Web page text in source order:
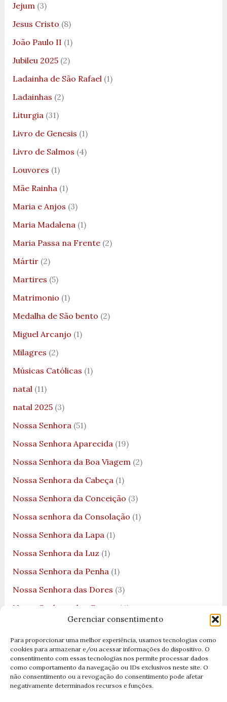
Gerenciar consentimento
Para proporcionar uma melhor experiência, usamos tecnologias como
cookies para armazenar e/ou acessar informações do dispositivo. O
consentimento com essas tecnologias nos permite processar dados
como comportamento da navegação ou IDs exclusivos neste site. O
não consentimento ou a revogação do consentimento pode afetar
negativamente determinados recursos e funções.
Jejum(3)
Jesus Cristo (8)
João Paulo II (1)
Jubileu 2025(2)
Ladainha de São Rafael(1)
Ladainhas (2)
Liturgia(31)
Livro de Genesis (1)
Livro de Salmos (4)
Louvores (1)
Mãe Rainha(1)
Maria e Anjos (3)
Maria Madalena(1)
Maria Passa na Frente(2)
Mártir(2)
Martires (5)
Matrimonio (1)
Medalha de São bento (2)
Miguel Arcanjo (1)
Milagres (2)
Músicas Católicas (1)
natal(11)
natal 2025(3)
Nossa Senhora(51)
Nossa Senhora Aparecida(19)
Nossa Senhora da Boa Viagem(2)
Nossa Senhora da Cabeça(1)
Nossa Senhora da Conceição (3)
Nossa senhora da Consolação (1)
Nossa Senhora da Lapa(1)
Nossa Senhora da Luz (1)
Nossa Senhora da Penha(1)
Nossa Senhora das Dores (3)
Nossa Senhora das Graças
(4)
Nossa Senhora de Fátima(3)
Nossa Senhora de Guadalupe(2)
Nossa Senhora de Lourdes(2)